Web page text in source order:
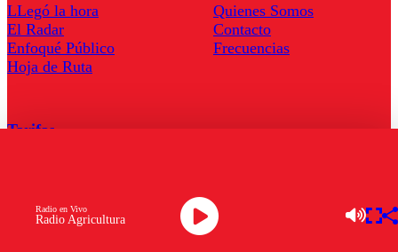
Radio Agricultura
Radio en Vivo
LLegó la hora
El Radar
Enfoqué Público
Hoja de Ruta
Quienes Somos
Contacto
Frecuencias
Tarifas